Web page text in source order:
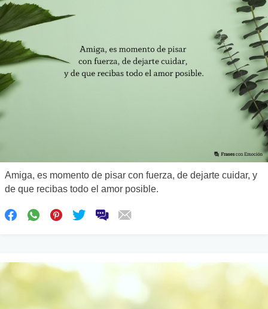
Amiga, es momento de pisar con fuerza, de dejarte cuidar, y
de que recibas todo el amor posible.